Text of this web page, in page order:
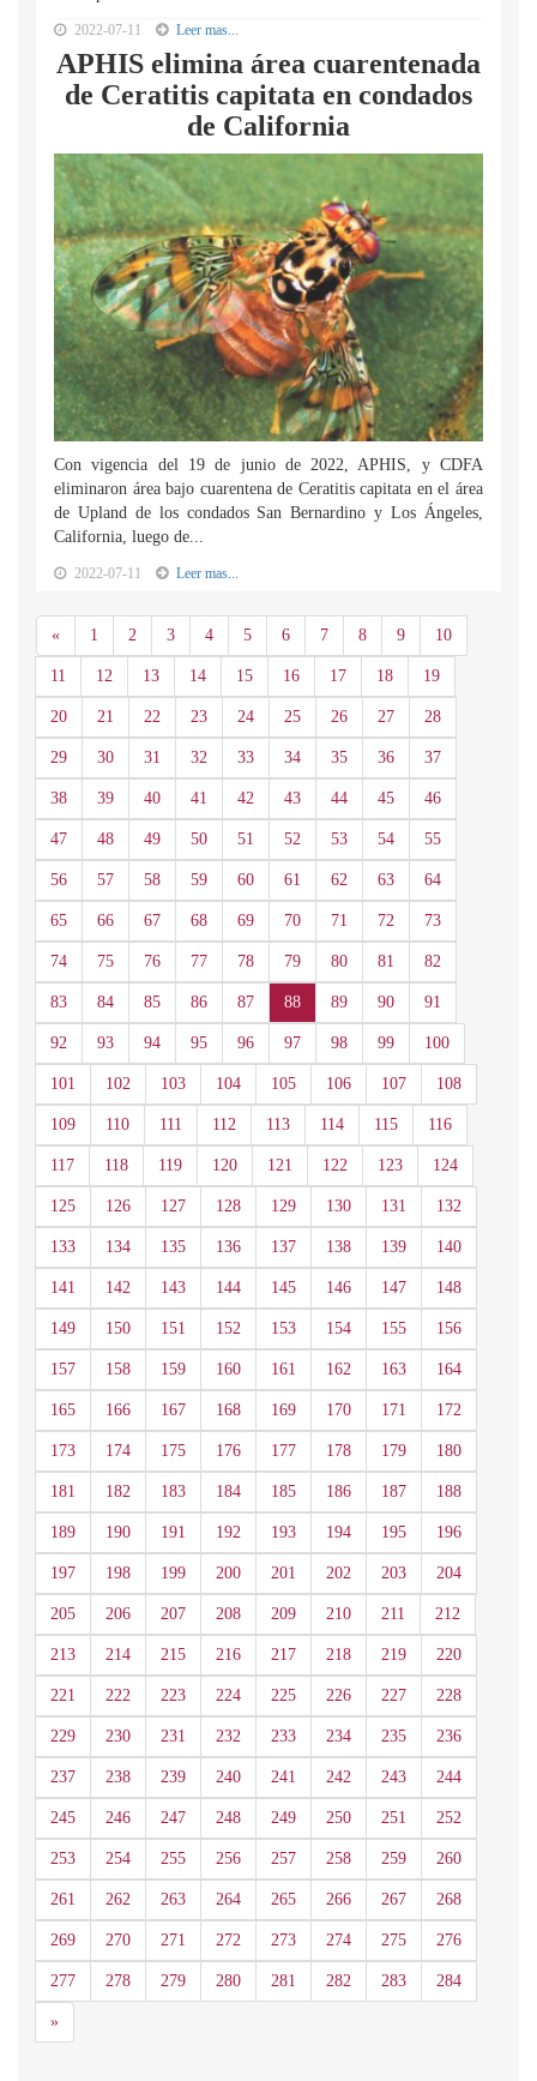
2022-07-11 Leer mas...
APHIS elimina área cuarentenada
de Ceratitis capitata en condados
de California
Con vigencia del 19 de junio de 2022, APHIS, y CDFA
eliminaron área bajo cuarentena de Ceratitis capitata en el área
de Upland de los condados San Bernardino y Los Ángeles,
California, luego de...
2022-07-11 Leer mas...
«Anterior
1 2 3 4 5 6 7 8 9 10
11 12 13 14 15 16 17 18 19
20 21 22 23 24 25 26 27 28
29 30 31 32 33 34 35 36 37
38 39 40 41 42 43 44 45 46
47 48 49 50 51 52 53 54 55
56 57 58 59 60 61 62 63 64
65 66 67 68 69 70 71 72 73
74 75 76 77 78 79 80 81 82
83 84 85 86 87 88 89 90 91
92 93 94 95 96 97 98 99 100
101 102 103 104 105 106 107 108
109 110 111 112 113 114 115 116
117 118 119 120 121 122 123 124
125 126 127 128 129 130 131 132
133 134 135 136 137 138 139 140
141 142 143 144 145 146 147 148
149 150 151 152 153 154 155 156
157 158 159 160 161 162 163 164
165 166 167 168 169 170 171 172
173 174 175 176 177 178 179 180
181 182 183 184 185 186 187 188
189 190 191 192 193 194 195 196
197 198 199 200 201 202 203 204
205 206 207 208 209 210 211 212
213 214 215 216 217 218 219 220
221 222 223 224 225 226 227 228
229 230 231 232 233 234 235 236
237 238 239 240 241 242 243 244
245 246 247 248 249 250 251 252
253 254 255 256 257 258 259 260
261 262 263 264 265 266 267 268
269 270 271 272 273 274 275 276
277 278 279 280 281 282 283 284
»Siguiente